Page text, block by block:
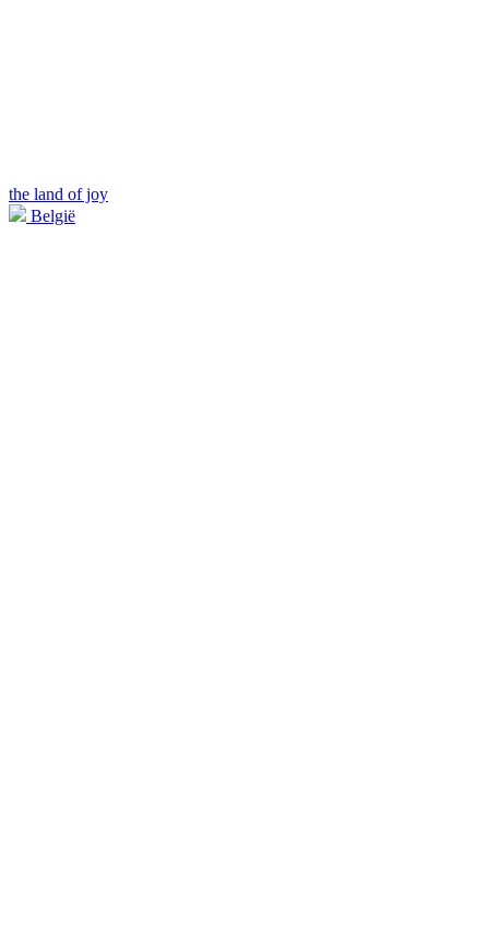
the land of joy
België